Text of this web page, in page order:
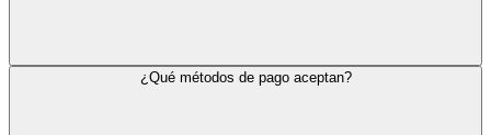
¿Qué métodos de pago aceptan?